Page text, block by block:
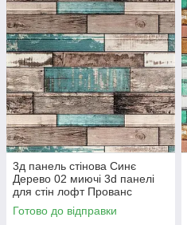
3д панель стінова Синє
Дерево 02 миючі 3d панелі
для стін лофт Прованс
текстура 700x700x6мм (88)
SW-00000275
Готово до відправки